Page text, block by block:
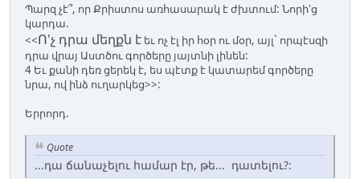
Պարզ չէ՞, որ Քրիստոս առհասարակ է ժխտում: Նորի'ց
կարդա.
<<Ո'չ դրա մեղքն է եւ ոչ էլ իր հօր ու մօր, այլ` որպէսզի
դրա վրայ Աստծու գործերը յայտնի լինեն:
4 Եւ քանի դեռ ցերեկ է, ես պէտք է կատարեմ գործերը
նրա, ով ինձ ուղարկեց>>:
Երրորդ.
Quote
...դա ճանաչելու համար էր, թե... դատելու?: